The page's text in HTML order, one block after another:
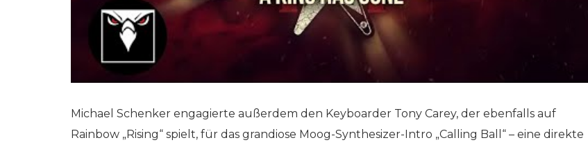
Michael Schenker engagierte außerdem den Keyboarder Tony Carey, der ebenfalls auf
Rainbow „Rising“ spielt, für das grandiose Moog-Synthesizer-Intro „Calling Ball“ – eine direkte